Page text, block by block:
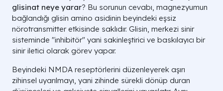
glisinat neye yarar? Bu sorunun cevabı, magnezyumun
bağlandığı glisin amino asidinin beyindeki eşsiz
nörotransmitter etkisinde saklıdır. Glisin, merkezi sinir
sisteminde "inhibitör" yani sakinleştirici ve baskılayıcı bir
sinir iletici olarak görev yapar.
Beyindeki NMDA reseptörlerini düzenleyerek aşırı
zihinsel uyarılmayı, yani zihinde sürekli dönüp duran